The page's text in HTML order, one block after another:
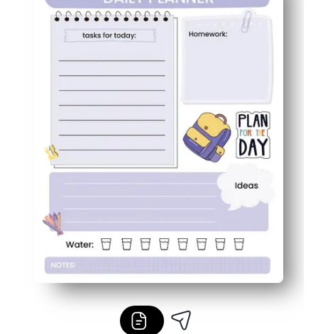
El formato flexible funciona para planes de lecciones,
Reutilizable y sin desorden: imprime tantas páginas